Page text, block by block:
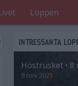
Loppen
INTRESSANTA
Höstrusket • 8
8 nov 2025